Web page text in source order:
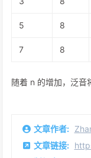
5 8
7 8
随着 n 的增加，泛音
文章作者:
文章链接: